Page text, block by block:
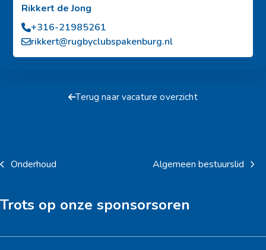
Rikkert de Jong
+316-21985261
rikkert@rugbyclubspakenburg.nl
Terug naar vacature overzicht
previous
Onderhoud
next
Algemeen bestuurslid
Trots op onze sponsorsoren